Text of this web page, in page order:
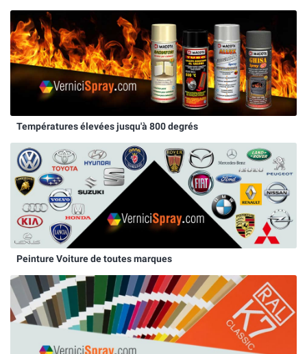
Températures élevées jusqu'à 800 degrés
Peinture Voiture de toutes marques